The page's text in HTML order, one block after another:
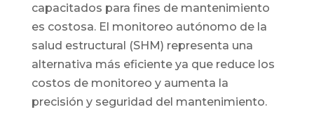
capacitados para fines de mantenimiento
es costosa. El monitoreo autónomo de la
salud estructural (SHM) representa una
alternativa más eficiente ya que reduce los
costos de monitoreo y aumenta la
precisión y seguridad del mantenimiento.